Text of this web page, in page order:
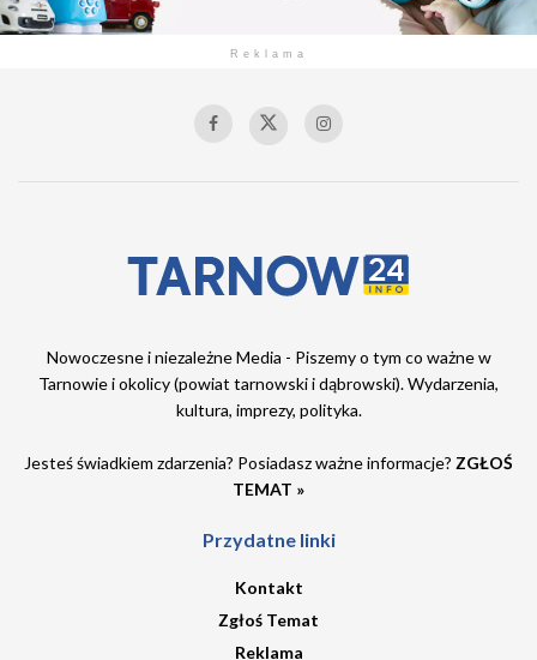
Reklama
Nowoczesne i niezależne Media - Piszemy o tym co ważne w
Tarnowie i okolicy (powiat tarnowski i dąbrowski). Wydarzenia,
kultura, imprezy, polityka.
Jesteś świadkiem zdarzenia? Posiadasz ważne informacje? ZGŁOŚ
TEMAT »
Przydatne linki
Kontakt
Zgłoś Temat
Reklama